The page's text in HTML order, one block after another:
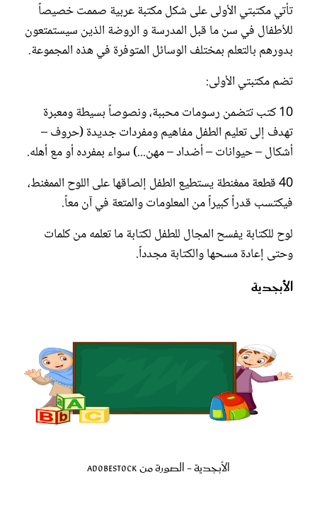
تأتي مكتبتي الأولى على شكل مكتبة عربية صممت خصيصاً
للأطفال في سن ما قبل المدرسة و الروضة الذين سيستمتعون
بدورهم بالتعلم بمختلف الوسائل المتوفرة في هذه المجموعة.
تضم مكتبتي الأولى:
10 كتب تتضمن رسومات محببة، ونصوصاً بسيطة ومعبرة
تهدف إلى تعليم الطفل مفاهيم ومفردات جديدة (حروف –
أشكال – حيوانات – أضداد – مهن...) سواء بمفرده أو مع أهله.
40 قطعة ممغنطة يستطيع الطفل إلصاقها على اللوح الممغنط،
فيكتسب قدراً كبيراً من المعلومات والمتعة في آن معاً.
لوح للكتابة يفسح المجال للطفل لكتابة ما تعلمه من كلمات
وحتى إعادة مسحها والكتابة مجدداً.
الأبجدية
الأبجدية - الصورة من Adobestock